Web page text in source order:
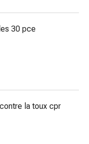
30 pce
la toux cpr